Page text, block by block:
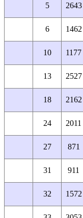
5 2643
6 1462
10 1177
13 2527
18 2162
24 2011
27 871
31 911
32 1572